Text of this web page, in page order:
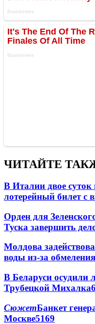
ЧИТАЙТЕ
В Италии двое
лотерейный билет
Орден для
Туска завершить
Молдова
воды из-за
В Беларуси осудили
Трубецкой Михалка
СюжетБанкет
Москве5169